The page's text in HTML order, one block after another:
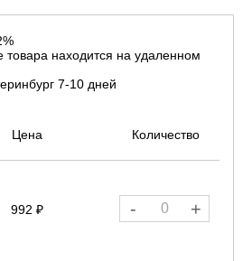
товара находится на удаленном
7-10 дней
Цена Количество
992 ₽ - +